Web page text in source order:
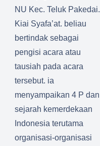
NU Kec. Teluk Pakedai.
Kiai Syafa’at. beliau
bertindak sebagai
pengisi acara atau
tausiah pada acara
tersebut. ia
menyampaikan 4 P dan
sejarah kemerdekaan
Indonesia terutama
organisasi-organisasi